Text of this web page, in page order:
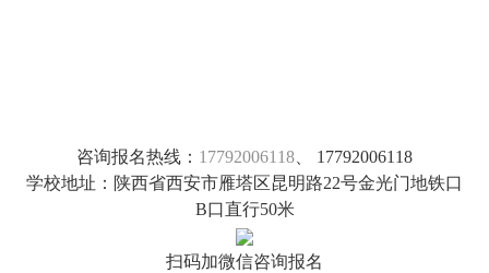
咨询报名热线： 17792006118 、 17792006118
学校地址：陕西省西安市雁塔区昆明路22号金光门地铁口
B口直行50米
扫码加微信咨询报名